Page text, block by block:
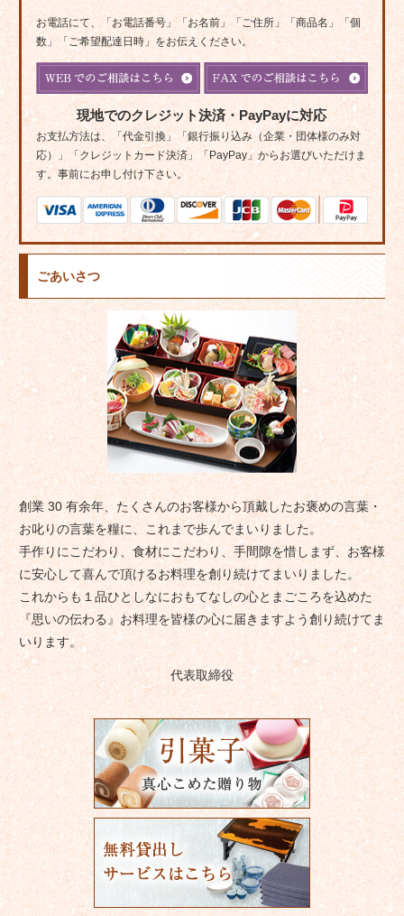
お電話にて、「お電話番号」「お名前」「ご住所」「商品名」「個
数」「ご希望配達日時」をお伝えください。
現地でのクレジット決済・PayPayに対応
お支払方法は、「代金引換」「銀行振り込み（企業・団体様のみ対
応）」「クレジットカード決済」「PayPay」からお選びいただけま
す。事前にお申し付け下さい。
ごあいさつ
創業 30 有余年、たくさんのお客様から頂戴したお褒めの言葉・
お叱りの言葉を糧に、これまで歩んでまいりました。
手作りにこだわり、食材にこだわり、手間隙を惜しまず、お客様
に安心して喜んで頂けるお料理を創り続けてまいりました。
これからも１品ひとしなにおもてなしの心とまごころを込めた
『思いの伝わる』お料理を皆様の心に届きますよう創り続けてま
いります。
代表取締役